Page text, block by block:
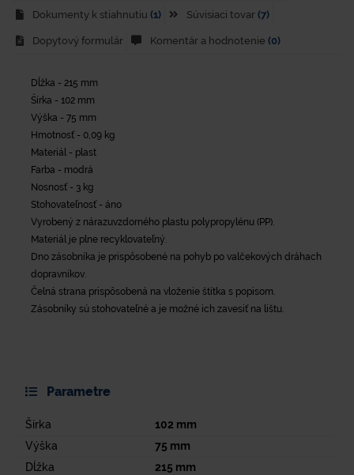
Dokumenty k stiahnutiu (1) Súvisiaci tovar (7)
Dopytový formulár Komentár a hodnotenie (0)
Dĺžka - 215 mm
Šírka - 102 mm
Výška - 75 mm
Hmotnosť - 0,09 kg
Materiál - plast
Farba - modrá
Nosnosť - 3 kg
Stohovateľnosť - áno
Vyrobený z nárazuvzdorného plastu polypropylénu (PP).
Materiál je plne recyklovateľný.
Dno zásobníka je prispôsobené na pohyb po valčekových dráhach
dopravníkov.
Čelná strana prispôsobená na vloženie štítka s popisom.
Zásobníky sú stohovateľné a je možné ich zavesiť na lištu.
Parametre
Šírka 102 mm
Výška
75 mm
Dĺžka
215 mm